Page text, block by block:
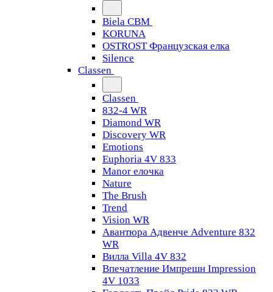
Biela CBM
KORUNA
OSTROST Французская елка
Silence
Classen
Classen
832-4 WR
Diamond WR
Discovery WR
Emotions
Euphoria 4V 833
Manor елочка
Nature
The Brush
Trend
Vision WR
Авантюра Адвенче Adventure 832
WR
Вилла Villa 4V 832
Впечатление Импрешн Impression
4V 1033